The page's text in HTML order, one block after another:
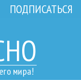
мира!
ПОДПИСАТЬСЯ